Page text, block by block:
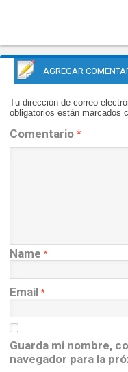
AGREGAR
Tu dirección de correo
obligatorios están marcados
Comentario *
Name *
Email *
Guarda mi nombre,
navegador para la